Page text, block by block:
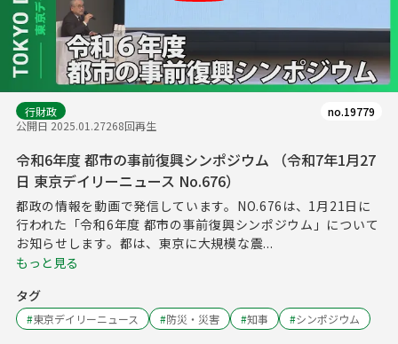
行財政
公開日 2025.01.27268回再生
no.19779
令和6年度 都市の事前復興シンポジウム （令和7年1月27
日 東京デイリーニュース No.676）
都政の情報を動画で発信しています。NO.676は、1月21日に
行われた「令和6年度 都市の事前復興シンポジウム」について
お知らせします。都は、東京に大規模な震...
もっと見る
タグ
#東京デイリーニュース #防災・災害 #知事 #シンポジウム